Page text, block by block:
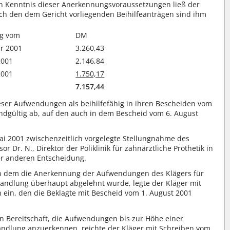
dieser Anerkennungsvoraussetzungen ließ der
den dem Gericht vorliegenden Beihilfeanträgen sind ihm
vom
DM
2001
3.260,43
2.146,84
1.750,17
7.157,44
Aufwendungen als beihilfefähig in ihren Bescheiden vom
ab, auf den auch in dem Bescheid vom 6. August
2001 zwischenzeitlich vorgelegte Stellungnahme des
Dr. N., Direktor der Poliklinik für zahnärztliche Prothetik in
anderen Entscheidung.
dem die Anerkennung der Aufwendungen des Klägers für
überhaupt abgelehnt wurde, legte der Kläger mit
den die Beklagte mit Bescheid vom 1. August 2001
Bereitschaft, die Aufwendungen bis zur Höhe einer
anzuerkennen, reichte der Kläger mit Schreiben vom